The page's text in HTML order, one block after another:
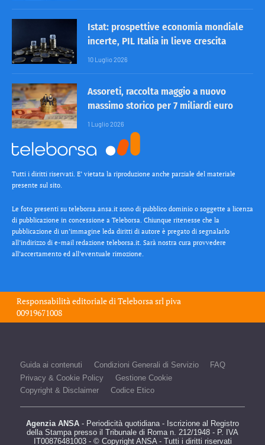
Istat: prospettive economia mondiale
incerte, PIL Italia in lieve crescita
10 Luglio 2026
Assoreti, raccolta maggio a nuovo
massimo storico per 7 miliardi euro
1 Luglio 2026
Tutti i diritti riservati. E’ vietata la riproduzione anche parziale del materiale
presente sul sito.
Le foto presenti su teleborsa.ansa.it sono di pubblico dominio o soggette a licenza
di pubblicazione in concessione a Teleborsa. Chiunque ritenesse che la
pubblicazione di un’immagine leda diritti di autore è pregato di segnalarlo
all’indirizzo di e-mail redazione teleborsa.it. Sarà nostra cura provvedere
all’accertamento ed all’eventuale rimozione.
Responsabilità editoriale diTeleborsa srlpiva
00919671008
Guida ai contenuti Condizioni Generali di Servizio
FAQ
Privacy & Cookie Policy
Gestione Cookie
Copyright & Disclaimer
Codice Etico
Agenzia ANSA - Periodicità quotidiana - Iscrizione al Registro
della Stampa presso il Tribunale di Roma n. 212/1948 - P. IVA
IT00876481003 - © Copyright ANSA - Tutti i diritti riservati